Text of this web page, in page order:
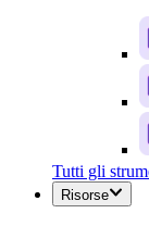
Tutti gli
Risorse